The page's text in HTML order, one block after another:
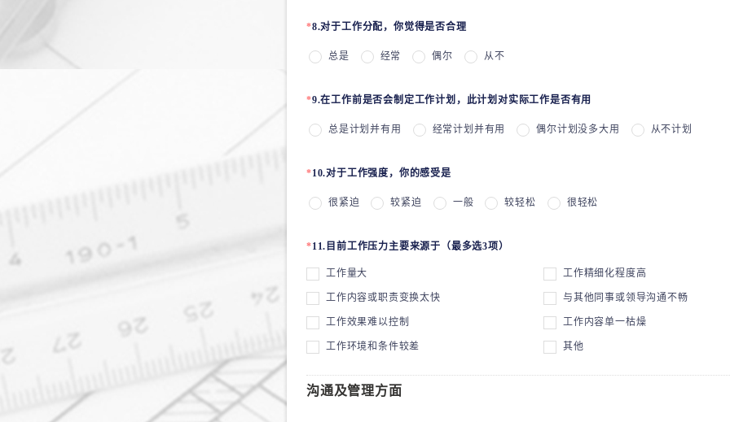
*8.对于工作分配，你觉得是否合理
总是 经常 偶尔 从不
*9.在工作前是否会制定工作计划，此计划对实际工作是否有用
总是计划并有用 经常计划并有用 偶尔计划没多大用 从不计划
*10.对于工作强度，你的感受是
很紧迫 较紧迫 一般 较轻松 很轻松
*11.目前工作压力主要来源于（最多选3项）
工作量大 工作精细化程度高
工作内容或职责变换太快 与其他同事或领导沟通不畅
工作效果难以控制 工作内容单一枯燥
工作环境和条件较差 其他
沟通及管理方面